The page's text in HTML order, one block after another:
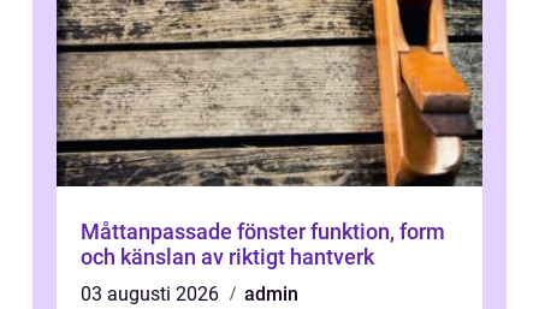
Måttanpassade fönster funktion, form
och känslan av riktigt hantverk
03 augusti 2026
admin